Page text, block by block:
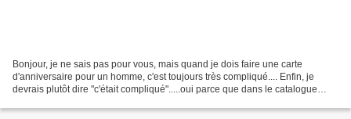
Bonjour, je ne sais pas pour vous, mais quand je dois faire une carte
d'anniversaire pour un homme, c'est toujours très compliqué.... Enfin, je
devrais plutôt dire "c'était compliqué".....oui parce que dans le catalogue